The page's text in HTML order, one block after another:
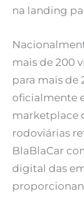
na landing
mais de 200
para mais de
oficialmente
marketplace
rodoviárias
BlaBlaCar
digital das